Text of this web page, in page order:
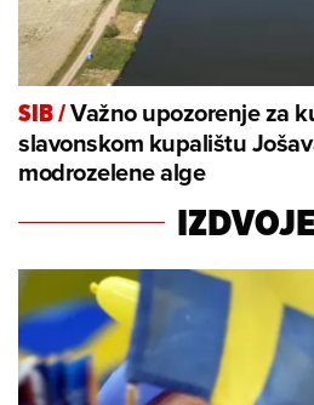
SIB/Važno upozorenje za
slavonskom kupalištu
modrozelene alge